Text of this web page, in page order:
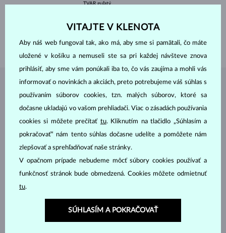
TVAR guľatý
PRIEMER
5 - 5.5 mm
VÁHA 1.60 g
VITAJTE V KLENOTA
Aby náš web fungoval tak, ako má, aby sme si pamätali, čo máte
uložené v košíku a nemuseli ste sa pri každej návšteve znova
prihlásiť, aby sme vám ponúkali iba to, čo vás zaujíma a mohli vás
informovať o novinkách a akciách, preto potrebujeme váš súhlas s
používaním súborov cookies, tzn. malých súborov, ktoré sa
dočasne ukladajú vo vašom prehliadači. Viac o zásadách používania
cookies si môžete prečítať tu. Kliknutím na tlačidlo „Súhlasím a
pokračovať“ nám tento súhlas dočasne udelíte a pomôžete nám
zlepšovať a sprehľadňovať naše stránky.
V opačnom prípade nebudeme môcť súbory cookies používať a
funkčnosť stránok bude obmedzená. Cookies môžete odmietnuť
tu.
SÚHLASÍM A POKRAČOVAŤ